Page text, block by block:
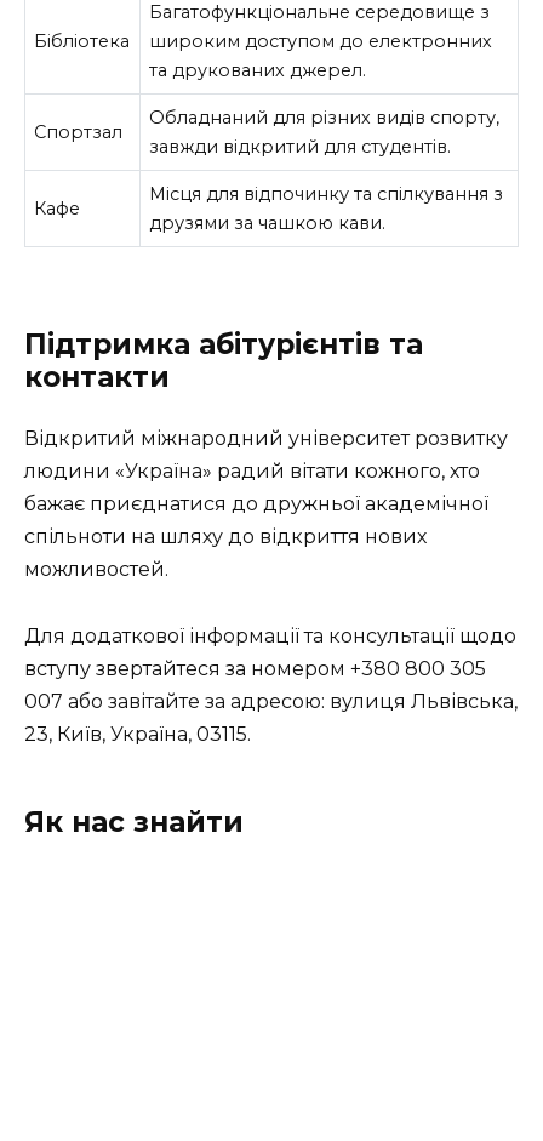
Бібліотека
Багатофункціональне середовище з
широким доступом до електронних
та друкованих джерел.
Спортзал
Обладнаний для різних видів спорту,
завжди відкритий для студентів.
Кафе
Місця для відпочинку та спілкування з
друзями за чашкою кави.
Підтримка абітурієнтів та
контакти
Відкритий міжнародний університет розвитку
людини «Україна» радий вітати кожного, хто
бажає приєднатися до дружньої академічної
спільноти на шляху до відкриття нових
можливостей.
Для додаткової інформації та консультації щодо
вступу звертайтеся за номером +380 800 305
007 або завітайте за адресою: вулиця Львівська,
23, Київ, Україна, 03115.
Як нас знайти